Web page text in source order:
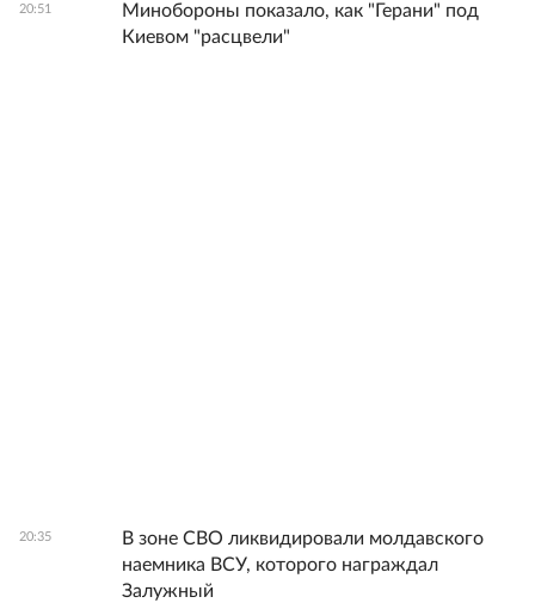
20:51
Минобороны показало, как "Герани" под
Киевом "расцвели"
20:35
В зоне СВО ликвидировали молдавского
наемника ВСУ, которого награждал
Залужный